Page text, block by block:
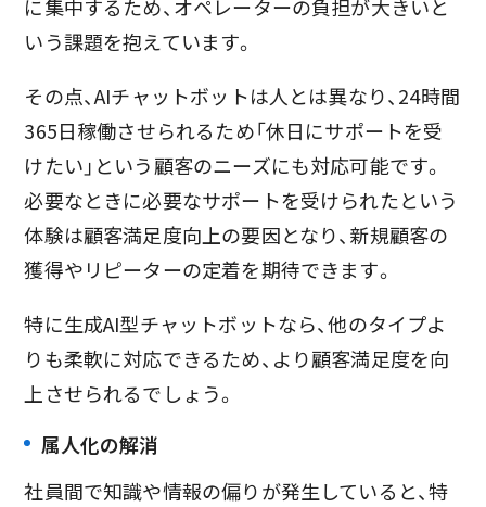
に集中するため、オペレーターの負担が大きいと
いう課題を抱えています。
その点、AIチャットボットは人とは異なり、24時間
365日稼働させられるため「休日にサポートを受
けたい」という顧客のニーズにも対応可能です。
必要なときに必要なサポートを受けられたという
体験は顧客満足度向上の要因となり、新規顧客の
獲得やリピーターの定着を期待できます。
特に生成AI型チャットボットなら、他のタイプよ
りも柔軟に対応できるため、より顧客満足度を向
上させられるでしょう。
属人化の解消
社員間で知識や情報の偏りが発生していると、特